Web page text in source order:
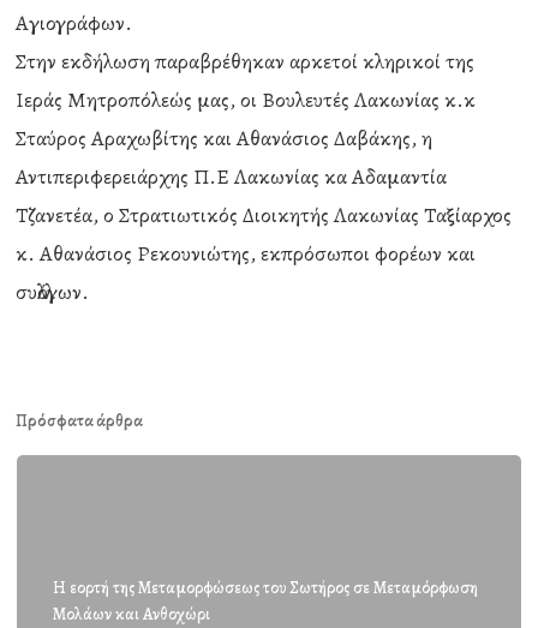
Αγιογράφων.
Στην εκδήλωση παραβρέθηκαν αρκετοί κληρικοί της
Ιεράς Μητροπόλεώς μας, οι Βουλευτές Λακωνίας κ.κ
Σταύρος Αραχωβίτης και Αθανάσιος Δαβάκης, η
Αντιπεριφερειάρχης Π.Ε Λακωνίας κα Αδαμαντία
Τζανετέα, ο Στρατιωτικός Διοικητής Λακωνίας Ταξίαρχος
κ. Αθανάσιος Ρεκουνιώτης, εκπρόσωποι φορέων και
συλλόγων.
Πρόσφατα άρθρα
Η εορτή της Μεταμορφώσεως του Σωτήρος σε Μεταμόρφωση
Μολάων και Ανθοχώρι